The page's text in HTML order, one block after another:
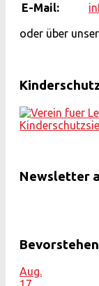
E-Mail:
oder über unser
Newsletter
Aug.